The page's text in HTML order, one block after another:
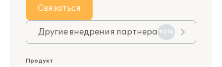
Связаться
Другие внедрения партнера 9216
Продукт